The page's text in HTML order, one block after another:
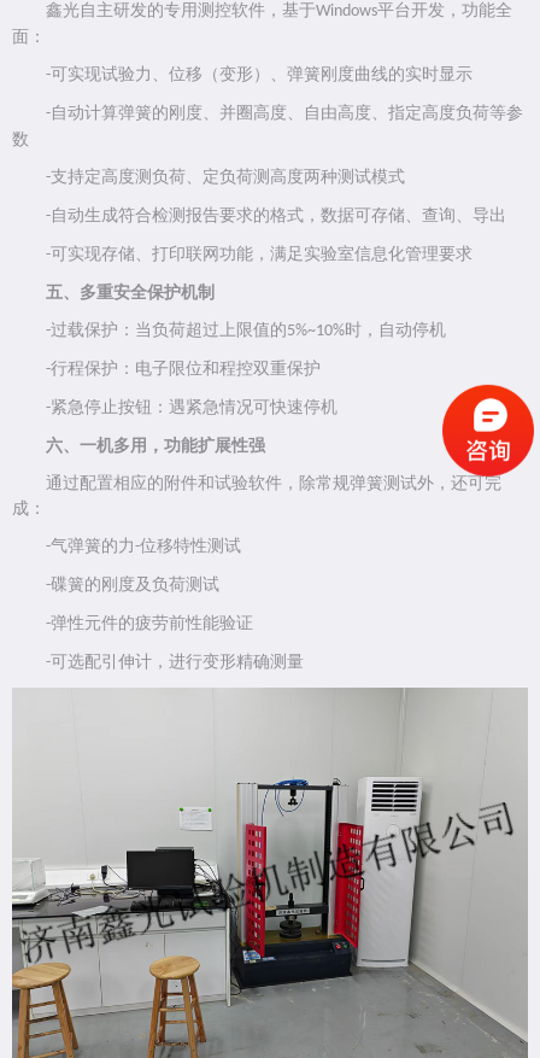
鑫光自主研发的专用测控软件，基于Windows平台开发，功能全
面：
-可实现试验力、位移（变形）、弹簧刚度曲线的实时显示
-自动计算弹簧的刚度、并圈高度、自由高度、指定高度负荷等参
数
-支持定高度测负荷、定负荷测高度两种测试模式
-自动生成符合检测报告要求的格式，数据可存储、查询、导出
-可实现存储、打印联网功能，满足实验室信息化管理要求
五、多重安全保护机制
-过载保护：当负荷超过上限值的5%~10%时，自动停机
-行程保护：电子限位和程控双重保护
-紧急停止按钮：遇紧急情况可快速停机
六、一机多用，功能扩展性强
通过配置相应的附件和试验软件，除常规弹簧测试外，还可完
成：
-气弹簧的力-位移特性测试
-碟簧的刚度及负荷测试
-弹性元件的疲劳前性能验证
-可选配引伸计，进行变形精确测量